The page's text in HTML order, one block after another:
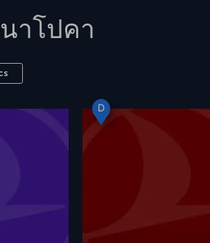
าโปคา
D